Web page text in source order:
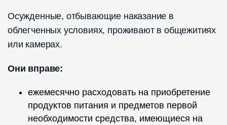
Осужденные, отбывающие наказание в
облегченных условиях, проживают в общежитиях
или камерах.
Они вправе:
ежемесячно расходовать на приобретение
продуктов питания и предметов первой
необходимости средства, имеющиеся на